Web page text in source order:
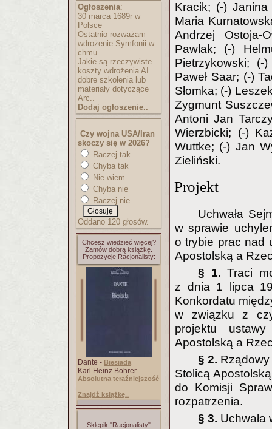
Ogłoszenia:
30 marca 1689r w
Polsce
Ostatnio rozważam
wdrożenie Symfonii w
chmu..
Jakie są rzeczywiste
koszty wdrożenia AI
dobre szkolenia lub
materiały dotyczące
Arc..
Dodaj ogłoszenie..
Czy wojna USA/Iran
skoczy się w 2026?
Raczej tak
Chyba tak
Nie wiem
Chyba nie
Raczej nie
Oddano 120 głosów.
Chcesz wiedzieć więcej?
Zamów dobrą książkę.
Propozycje Racjonalisty:
Dante - Biesiada
Karl Heinz Bohrer -
Absolutna teraźniejszość
Znajdź książkę..
Sklepik "Racjonalisty"
Kracik; (-)
Maria
Andrzej Ostoja-
Pawlak; (-)
Pietrzykowski; (-
Paweł Saar; (-)
Słomka; (-)
Zygmunt
Antoni Jan
Wierzbicki; (-)
Wuttke; (-) Jan
Zieliński.
Projekt
Uchwała
w sprawie
o trybie prac nad
Apostolską a
§ 1. Traci
z dnia 1 lipca
Konkordatu
w związku z
projektu
Apostolską a
§ 2.
Stolicą
do Komisji
rozpatrzenia.
§ 3.